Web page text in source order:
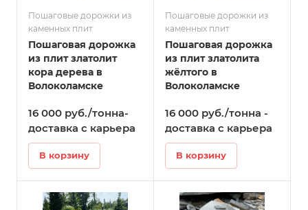
Пошаговые дорожки из
каменных плит
Пошаговая дорожка
из плит златолит
кора дерева в
Волоколамске
16 000 руб./тонна-
доставка с карьера
В корзину
Пошаговые дорожки из
каменных плит
Пошаговая дорожка
из плит златолита
жёлтого в
Волоколамске
16 000 руб./тонна -
доставка с карьера
В корзину